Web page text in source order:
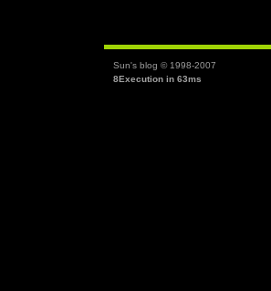
Sun's blog © 1998-2007
8Execution in 63ms